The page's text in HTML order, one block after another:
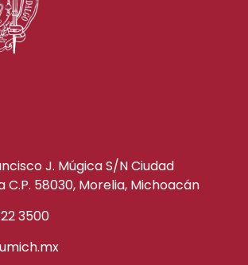
J. Múgica S/N Ciudad
C.P. 58030, Morelia, Michoacán
3500